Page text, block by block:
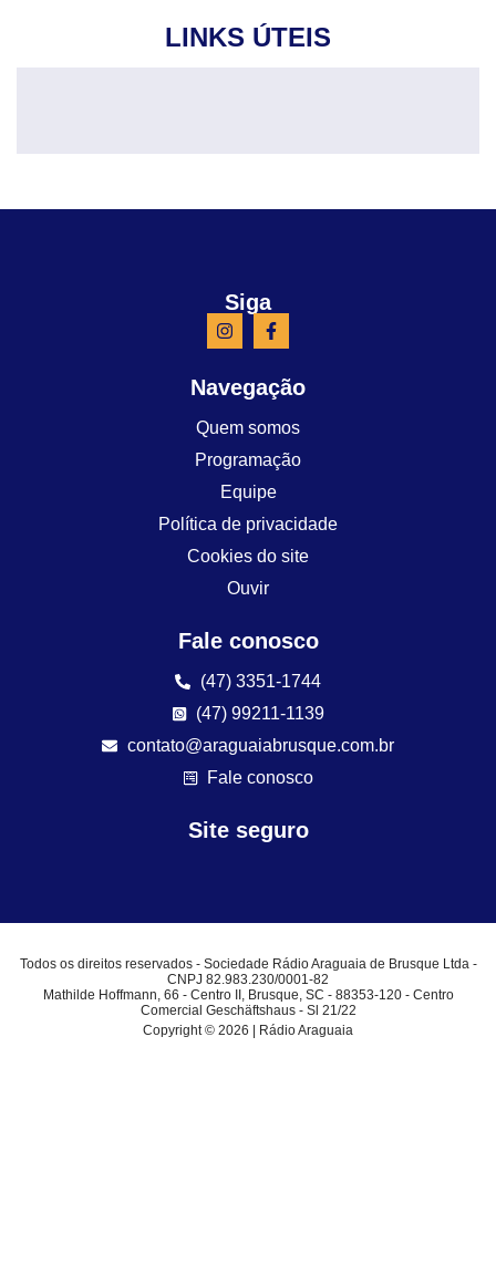
LINKS ÚTEIS
Siga
Navegação
Quem somos
Programação
Equipe
Política de privacidade
Cookies do site
Ouvir
Fale conosco
(47) 3351-1744
(47) 99211-1139
contato@araguaiabrusque.com.br
Fale conosco
Site seguro
Todos os direitos reservados - Sociedade Rádio Araguaia de Brusque Ltda -
CNPJ 82.983.230/0001-82
Mathilde Hoffmann, 66 - Centro II, Brusque, SC - 88353-120 - Centro
Comercial Geschäftshaus - Sl 21/22
Copyright © 2026 | Rádio Araguaia